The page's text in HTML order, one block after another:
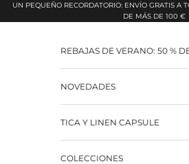
Pular para o conteúdo
UN PEQUEÑO RECORDATORIO: ENVÍO GRATIS A
DE MÁS DE 100 €
REBAJAS DE VERANO: 50 %
NOVEDADES
TICA Y LINEN CAPSULE
COLECCIONES